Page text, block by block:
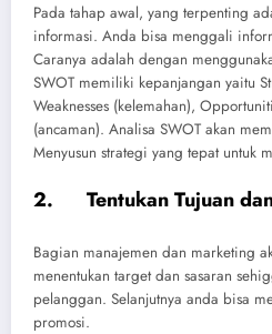
Pada tahap awal, yang terpenting
informasi. Anda bisa menggali
Caranya adalah dengan
SWOT memiliki kepanjangan yaitu
Weaknesses (kelemahan),
(ancaman). Analisa SWOT akan
Menyusun strategi yang tepat untuk
2. Tentukan Tujuan
Bagian manajemen dan marketing
menentukan target dan sasaran
pelanggan. Selanjutnya anda bisa
promosi.